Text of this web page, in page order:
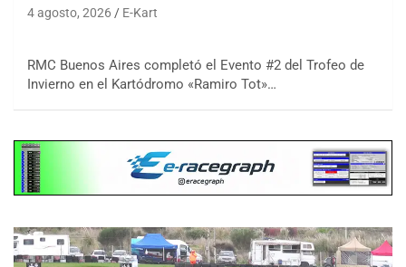
4 agosto, 2026 E-Kart
RMC Buenos Aires completó el Evento #2 del Trofeo de
Invierno en el Kartódromo «Ramiro Tot»…